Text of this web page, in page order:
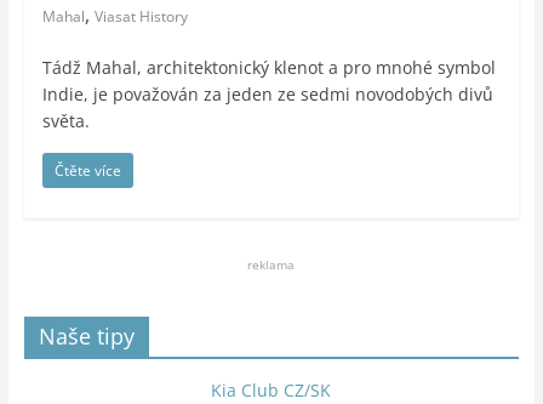
Mahal, Viasat History
Tádž Mahal, architektonický klenot a pro mnohé symbol
Indie, je považován za jeden ze sedmi novodobých divů
světa.
Čtěte více
reklama
Naše tipy
Kia Club CZ/SK